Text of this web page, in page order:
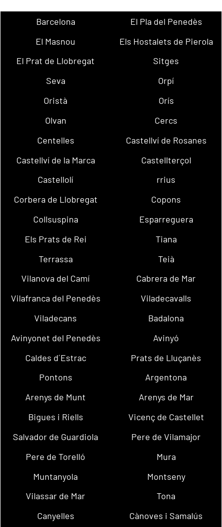
Barcelona
El Pla del Penedès
El Masnou
Els Hostalets de Pierola
El Prat de Llobregat
Sitges
Seva
Orpí
Oristà
Orís
Olvan
Cercs
Centelles
Castellví de Rosanes
Castellví de la Marca
Castellterçol
Castellolí
rrius
Corbera de Llobregat
Copons
Collsuspina
Esparreguera
Els Prats de Rei
Tiana
Terrassa
Teià
Vilanova del Camí
Cabrera de Mar
Vilafranca del Penedès
Viladecavalls
Viladecans
Badalona
Avinyonet del Penedès
Avinyó
Caldes d´Estrac
Prats de Lluçanès
Pontons
Argentona
Arenys de Munt
Arenys de Mar
Bigues i Riells
Vicenç de Castellet
Salvador de Guardiola
Pere de Vilamajor
Pere de Torelló
Mura
Muntanyola
Montseny
Vilassar de Mar
Tona
Canyelles
Cànoves i Samalús